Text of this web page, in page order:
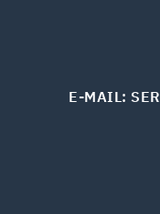
E-MAIL: